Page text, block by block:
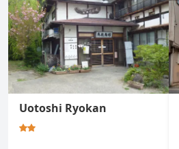
Uotoshi Ryokan